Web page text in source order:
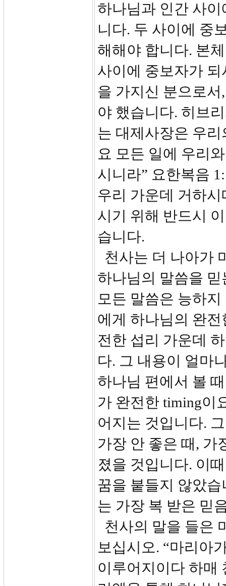
하나님과 인간 사
니다. 두 사이에 중
해해야 합니다. 본
사이에 중보자가
을 가지신 분으로
야 했습니다. 히브
는 대제사장은 우
요 모든 일에 우리
시니라” 요한복음
우리 가운데 거하
시기 위해 반드시
습니다.
천사는 더 나아가
하나님의 말씀을
모든 말씀은 능하
에게 하나님의 완
전한 섭리 가운데
다. 그 내용이 얼마
하나님 편에서 볼
가 완전한 timing이
어지는 것입니다.
가장 안 좋은 때, 가
졌을 것입니다. 이
꿈을 붙들지 않았
는 가장 복 받은 믿
천사의 말을 들은
보십시오. “마리아
이루어지이다 하매